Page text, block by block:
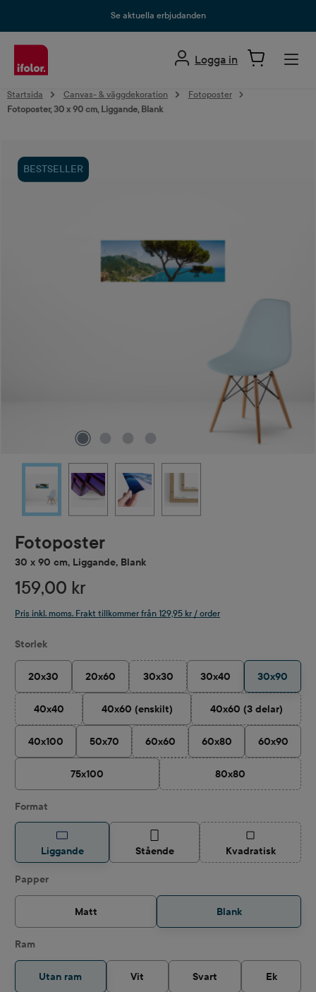
Se aktuella erbjudanden
Logga in
Startsida Canvas- & väggdekoration
Fotoposter
Fotoposter, 30 x 90 cm, Liggande, Blank
BESTSELLER
Fotoposter
30 x 90 cm, Liggande, Blank
159,00 kr
Pris inkl. moms. Frakt tillkommer från 129,95 kr / order
Välj
Storlek
20x30 20x60 30x30
(Det här alternativet är för närvarande
30x40 30x90
40x40
(Det här alternativet är för närvarande inte tillgängligt.)
40x60 (enskilt) 40x60 (3 delar)
(Det här
40x100 50x70 60x60
(Det här alternativet är för
60x80 60x90
75x100 80x80
(Det här alternativet
Välj
Format
Liggande Stående Kvadratisk
(Det här
Välj
Papper
Matt Blank
Ram
Utan ram Vit Svart Ek